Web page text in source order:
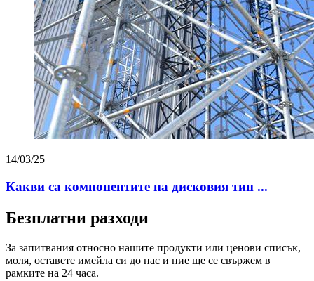
14/03/25
Какви са компонентите на дисковия тип ...
Безплатни разходи
За запитвания относно нашите продукти или ценови списък,
моля, оставете имейла си до нас и ние ще се свържем в
рамките на 24 часа.